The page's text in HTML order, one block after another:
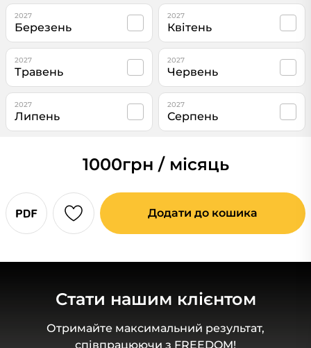
2027
Березень
2027
Квітень
2027
Травень
2027
Червень
2027
Липень
2027
Серпень
1000грн / місяць
Додати до кошика
Стати нашим клієнтом
Отримайте максимальний результат,
співпрацюючи з FREEDOM!